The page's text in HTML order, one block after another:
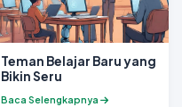
Teman Belajar Baru yang
Bikin Seru
Baca Selengkapnya